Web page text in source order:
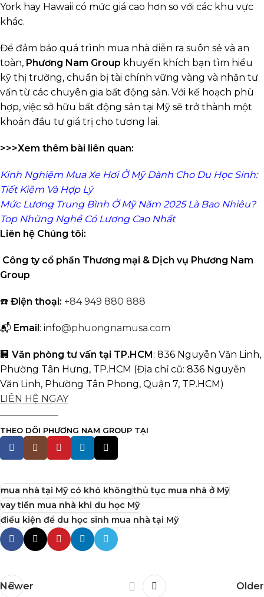
York hay Hawaii có mức giá cao hơn so với các khu vực
khác.
Để đảm bảo quá trình mua nhà diễn ra suôn sẻ và an
toàn, Phương Nam Group khuyến khích bạn tìm hiểu
kỹ thị trường, chuẩn bị tài chính vững vàng và nhận tư
vấn từ các chuyên gia bất động sản. Với kế hoạch phù
hợp, việc sở hữu bất động sản tại Mỹ sẽ trở thành một
khoản đầu tư giá trị cho tương lai.
>>>Xem thêm bài liên quan:
Kinh Nghiệm Mua Xe Hơi Ở Mỹ Dành Cho Du Học Sinh:
Tiết Kiệm Và Hợp Lý
Mức Lương Trung Bình Ở Mỹ Năm 2025 Là Bao Nhiêu?
Top Những Nghề Có Lương Cao Nhất
Liên hệ Chúng tôi:
Công ty cổ phần Thương mại & Dịch vụ Phương Nam
Group
☎️ Điện thoại: +84 949 880 888
📬 Email: info@phuongnamusa.com
🏢 Văn phòng tư vấn tại TP.HCM: 836 Nguyễn Văn Linh,
Phường Tân Hưng, TP.HCM (Địa chỉ cũ: 836 Nguyễn
Văn Linh, Phường Tân Phong, Quận 7, TP.HCM)
LIÊN HỆ NGAY
THEO DÕI PHƯƠNG NAM GROUP TẠI
mua nhà tại Mỹ có khó khôngthủ tục mua nhà ở Mỹ
vay tiền mua nhà khi du học Mỹ
điều kiện để du học sinh mua nhà tại Mỹ
Newer Older